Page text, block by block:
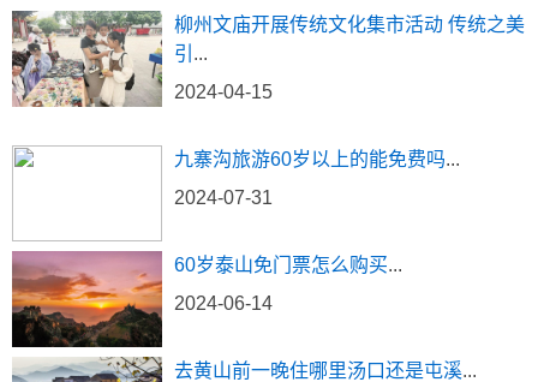
柳州文庙开展传统文化集市活动 传统之美
引 ...
2024-04-15
九寨沟旅游60岁以上的能免费吗...
2024-07-31
60岁泰山免门票怎么购买...
2024-06-14
去黄山前一晚住哪里汤口还是屯溪...